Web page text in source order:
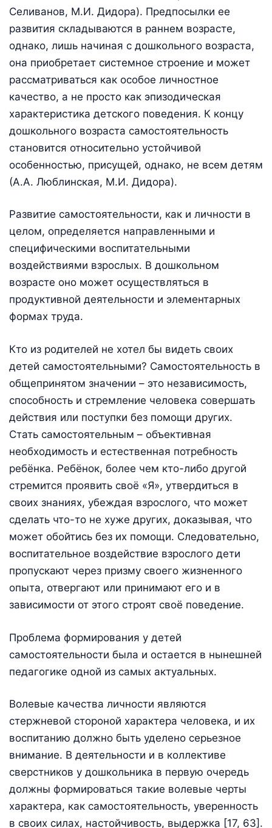
Селиванов, М.И. Дидора). Предпосылки ее
развития складываются в раннем возрасте,
однако, лишь начиная с дошкольного возраста,
она приобретает системное строение и может
рассматриваться как особое личностное
качество, а не просто как эпизодическая
характеристика детского поведения. К концу
дошкольного возраста самостоятельность
становится относительно устойчивой
особенностью, присущей, однако, не всем детям
(А.А. Люблинская, М.И. Дидора).
Развитие самостоятельности, как и личности в
целом, определяется направленными и
специфическими воспитательными
воздействиями взрослых. В дошкольном
возрасте оно может осуществляться в
продуктивной деятельности и элементарных
формах труда.
Кто из родителей не хотел бы видеть своих
детей самостоятельными? Самостоятельность в
общепринятом значении – это независимость,
способность и стремление человека совершать
действия или поступки без помощи других.
Стать самостоятельным – объективная
необходимость и естественная потребность
ребёнка. Ребёнок, более чем кто-либо другой
стремится проявить своё «Я», утвердиться в
своих знаниях, убеждая взрослого, что может
сделать что-то не хуже других, доказывая, что
может обойтись без их помощи. Следовательно,
воспитательное воздействие взрослого дети
пропускают через призму своего жизненного
опыта, отвергают или принимают его и в
зависимости от этого строят своё поведение.
Проблема формирования у детей
самостоятельности была и остается в нынешней
педагогике одной из самых актуальных.
Волевые качества личности являются
стержневой стороной характера человека, и их
воспитанию должно быть уделено серьезное
внимание. В деятельности и в коллективе
сверстников у дошкольника в первую очередь
должны формироваться такие волевые черты
характера, как самостоятельность, уверенность
в своих силах, настойчивость, выдержка [17, 63].